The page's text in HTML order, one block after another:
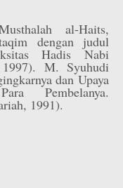
al-Haits,
dengan judul
Hadis Nabi
M. Syuhudi
dan Upaya
Pembelanya.
1991).